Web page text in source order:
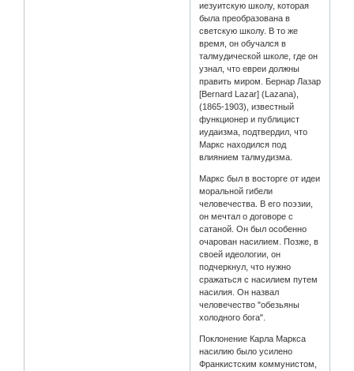
иезуитскую школу, которая
была преобразована в
светскую школу. В то же
время, он обучался в
талмудической школе, где он
узнал, что евреи должны
править миром. Бернар Лазар
[Bernard Lazar] (Lazana),
(1865-1903), известный
функционер и публицист
иудаизма, подтвердил, что
Маркс находился под
влиянием талмудизма.
Маркс был в восторге от идеи
моральной гибели
человечества. В его поэзии,
он мечтал о договоре с
сатаной. Он был особенно
очарован насилием. Позже, в
своей идеологии, он
подчеркнул, что нужно
сражаться с насилием путем
насилия. Он назвал
человечество "обезьяны
холодного бога".
Поклонение Карла Маркса
насилию было усилено
Франкистским коммунистом,